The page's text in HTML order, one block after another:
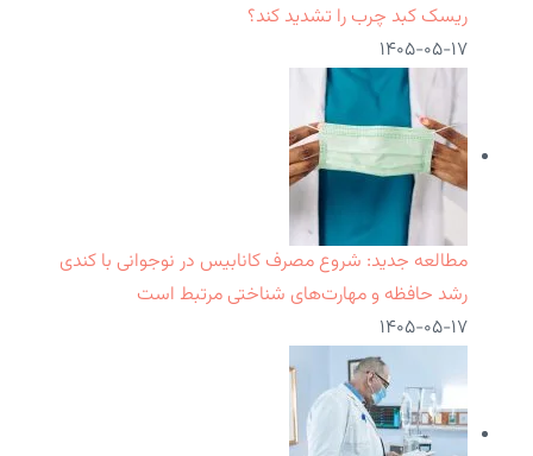
ریسک کبد چرب را تشدید کند؟
۱۴۰۵-۰۵-۱۷
مطالعه جدید: شروع مصرف کانابیس در نوجوانی با کندی
رشد حافظه و مهارت‌های شناختی مرتبط است
۱۴۰۵-۰۵-۱۷